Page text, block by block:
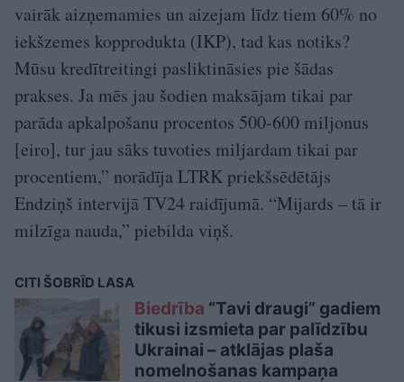
vairāk aizņemamies un aizejam līdz tiem 60% no
iekšzemes kopprodukta (IKP), tad kas notiks?
Mūsu kredītreitingi pasliktināsies pie šādas
prakses. Ja mēs jau šodien maksājam tikai par
parāda apkalpošanu procentos 500-600 miljonus
[eiro], tur jau sāks tuvoties miljardam tikai par
procentiem,” norādīja LTRK priekšsēdētājs
Endziņš intervijā TV24 raidījumā. “Mijards – tā ir
milzīga nauda,” piebilda viņš.
CITI ŠOBRĪD LASA
Biedrība “Tavi draugi” gadiem
tikusi izsmieta par palīdzību
Ukrainai – atklājas plaša
nomelnošanas kampaņa